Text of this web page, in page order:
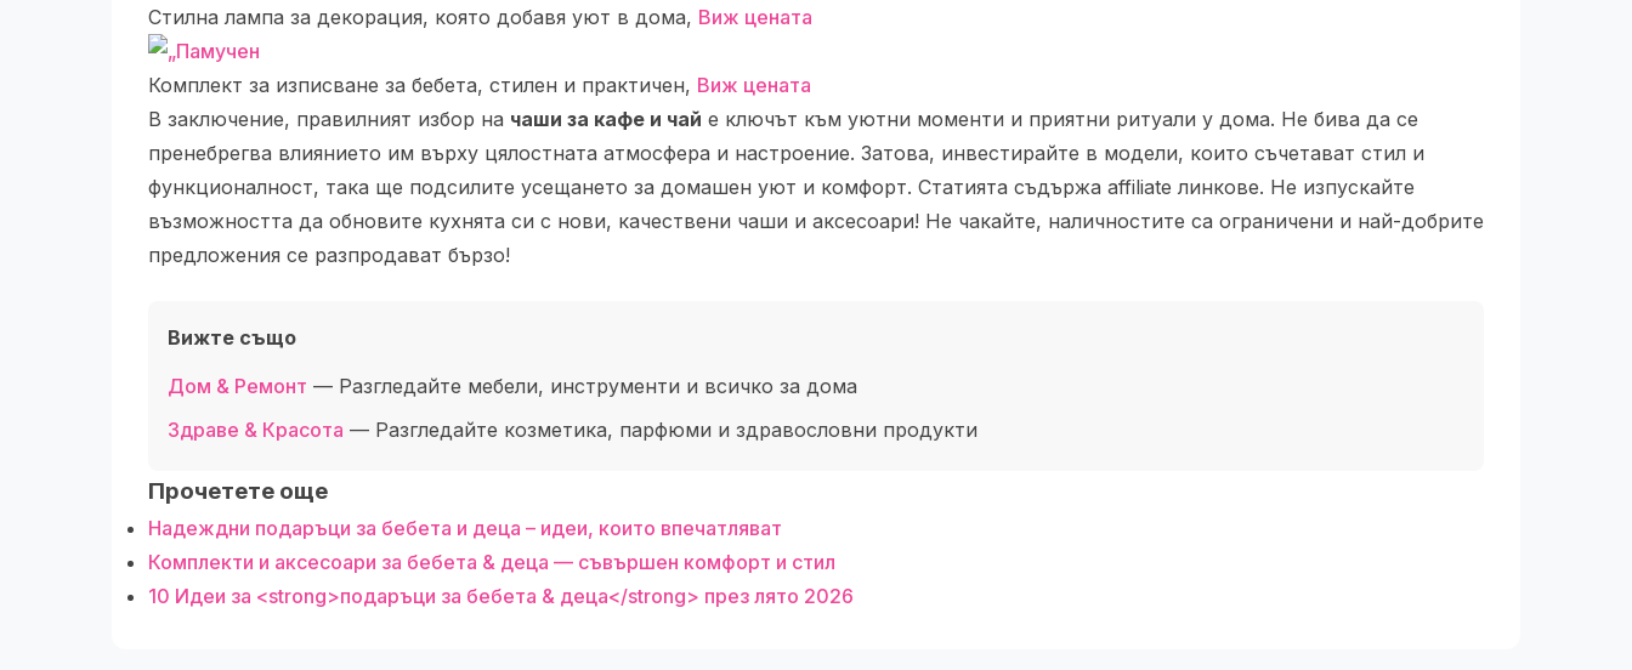
Стилна лампа за декорация, която добавя уют в дома, Виж цената
Комплект за изписване за бебета, стилен и практичен, Виж цената
В заключение, правилният избор на чаши за кафе и чай е ключът към уютни моменти и приятни ритуали у дома. Не бива да се
пренебрегва влиянието им върху цялостната атмосфера и настроение. Затова, инвестирайте в модели, които съчетават стил и
функционалност, така ще подсилите усещането за домашен уют и комфорт. Статията съдържа affiliate линкове. Не изпускайте
възможността да обновите кухнята си с нови, качествени чаши и аксесоари! Не чакайте, наличностите са ограничени и най-добрите
предложения се разпродават бързо!
Вижте също
Дом & Ремонт — Разгледайте мебели, инструменти и всичко за дома
Здраве & Красота — Разгледайте козметика, парфюми и здравословни продукти
Прочетете още
Надеждни подаръци за бебета и деца – идеи, които впечатляват
Комплекти и аксесоари за бебета & деца — съвършен комфорт и стил
10 Идеи за <strong>подаръци за бебета & деца</strong> през лято 2026